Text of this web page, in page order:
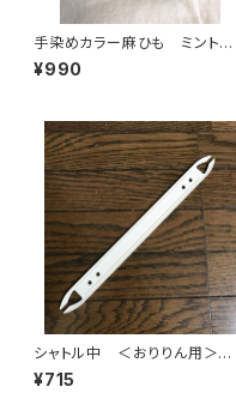
手染めカラー麻ひも ミントブ
ルー おりりん®＆エコおりりん
に最適素材！
¥990
シャトル中 ＜おりりん用＞
輪織り用具として最適なシャト
ルです
¥715